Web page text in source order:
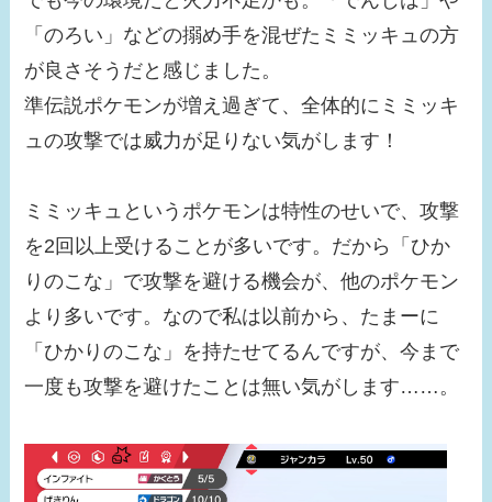
「のろい」などの搦め手を混ぜたミミッキュの方
が良さそうだと感じました。
準伝説ポケモンが増え過ぎて、全体的にミミッキ
ュの攻撃では威力が足りない気がします！
ミミッキュというポケモンは特性のせいで、攻撃
を2回以上受けることが多いです。だから「ひか
りのこな」で攻撃を避ける機会が、他のポケモン
より多いです。なので私は以前から、たまーに
「ひかりのこな」を持たせてるんですが、今まで
一度も攻撃を避けたことは無い気がします……。